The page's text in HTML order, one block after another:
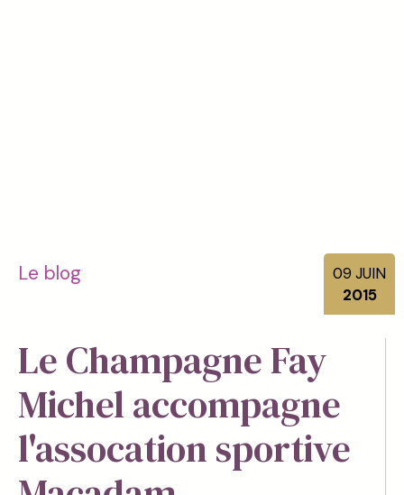
Le blog 09 JUIN
2015
Le Champagne Fay
Michel accompagne
l'assocation sportive